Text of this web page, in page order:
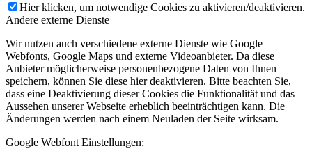
Hier klicken, um notwendige Cookies zu aktivieren/deaktivieren.
Andere externe Dienste
Wir nutzen auch verschiedene externe Dienste wie Google
Webfonts, Google Maps und externe Videoanbieter. Da diese
Anbieter möglicherweise personenbezogene Daten von Ihnen
speichern, können Sie diese hier deaktivieren. Bitte beachten Sie,
dass eine Deaktivierung dieser Cookies die Funktionalität und das
Aussehen unserer Webseite erheblich beeinträchtigen kann. Die
Änderungen werden nach einem Neuladen der Seite wirksam.
Google Webfont Einstellungen: